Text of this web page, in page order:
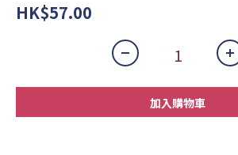
HK$57.00
加入購物車